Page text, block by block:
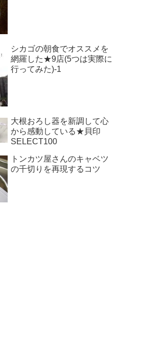
シカゴの朝食でオススメを
網羅した★9店(5つは実際に
行ってみた)-1
大根おろし器を新調して心
から感動している★貝印
SELECT100
トンカツ屋さんのキャベツ
の千切りを再現するコツ